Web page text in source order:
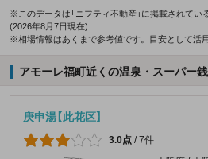
※このデータは「ニフティ不動産」に掲載されてい
(2026年8月7日現在)
※相場情報はあくまで参考値です。目安として活
アモーレ福町近くの温泉・スーパー
庚申湯【此花区】
3.0点 /7件